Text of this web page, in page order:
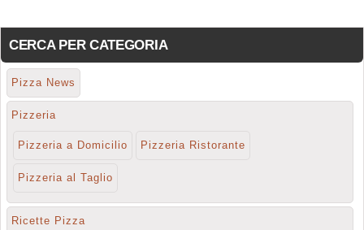
CERCA PER CATEGORIA
Pizza News
Pizzeria
Pizzeria a Domicilio Pizzeria Ristorante
Pizzeria al Taglio
Ricette Pizza